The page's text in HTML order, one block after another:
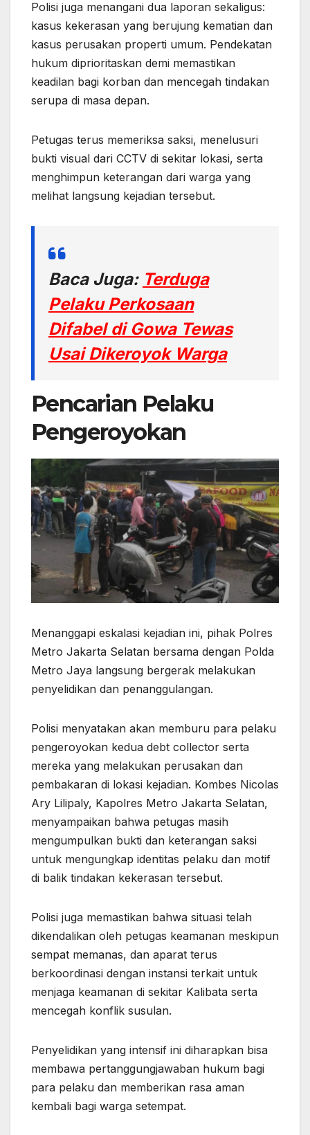
Polisi juga menangani dua laporan sekaligus:
kasus kekerasan yang berujung kematian dan
kasus perusakan properti umum. Pendekatan
hukum diprioritaskan demi memastikan
keadilan bagi korban dan mencegah tindakan
serupa di masa depan.
Petugas terus memeriksa saksi, menelusuri
bukti visual dari CCTV di sekitar lokasi, serta
menghimpun keterangan dari warga yang
melihat langsung kejadian tersebut.
Baca Juga: Terduga
Pelaku Perkosaan
Difabel di Gowa Tewas
Usai Dikeroyok Warga
Pencarian Pelaku
Pengeroyokan
Menanggapi eskalasi kejadian ini, pihak Polres
Metro Jakarta Selatan bersama dengan Polda
Metro Jaya langsung bergerak melakukan
penyelidikan dan penanggulangan.
Polisi menyatakan akan memburu para pelaku
pengeroyokan kedua debt collector serta
mereka yang melakukan perusakan dan
pembakaran di lokasi kejadian. Kombes Nicolas
Ary Lilipaly, Kapolres Metro Jakarta Selatan,
menyampaikan bahwa petugas masih
mengumpulkan bukti dan keterangan saksi
untuk mengungkap identitas pelaku dan motif
di balik tindakan kekerasan tersebut.
Polisi juga memastikan bahwa situasi telah
dikendalikan oleh petugas keamanan meskipun
sempat memanas, dan aparat terus
berkoordinasi dengan instansi terkait untuk
menjaga keamanan di sekitar Kalibata serta
mencegah konflik susulan.
Penyelidikan yang intensif ini diharapkan bisa
membawa pertanggungjawaban hukum bagi
para pelaku dan memberikan rasa aman
kembali bagi warga setempat.